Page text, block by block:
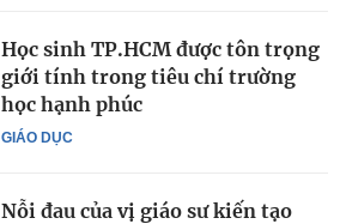
GIÁO DỤC
Học sinh TP.HCM được tôn trọng
giới tính trong tiêu chí trường
học hạnh phúc
Nỗi đau của vị giáo sư kiến tạo